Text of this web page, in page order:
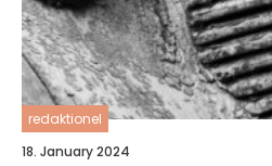
redaktionel
18. January 2024